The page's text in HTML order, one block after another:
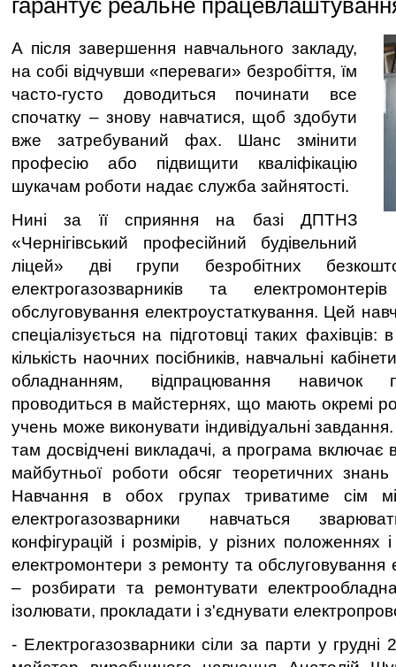
гарантує реальне
А після завершення навчального закладу,
на собі відчувши «переваги» безробіття, їм
часто-густо доводиться починати все
спочатку – знову навчатися, щоб здобути
вже затребуваний фах. Шанс змінити
професію або підвищити кваліфікацію
шукачам роботи надає служба зайнятості.
Нині за її сприяння на базі ДПТНЗ
«Чернігівський професійний будівельний
ліцей» дві групи безробітних
електрогазозварників та
обслуговування електроустаткування. Цей
спеціалізується на підготовці таких фахівців:
кількість наочних посібників, навчальні
обладнанням, відпрацювання навичок
проводиться в майстернях, що мають окремі
учень може виконувати індивідуальні
там досвідчені викладачі, а програма включає
майбутньої роботи обсяг теоретичних знань
Навчання в обох групах триватиме сім
електрогазозварники навчаться
конфігурацій і розмірів, у різних положеннях
електромонтери з ремонту та обслуговування
– розбирати та ремонтувати
ізолювати, прокладати і з'єднувати
- Електрогазозварники сіли за парти у грудні